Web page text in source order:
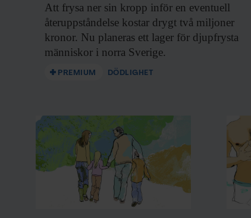
Att frysa ner sin kropp inför en eventuell
återuppståndelse kostar drygt två miljoner
kronor. Nu planeras ett lager för djupfrysta
människor i norra Sverige.
PREMIUM DÖDLIGHET